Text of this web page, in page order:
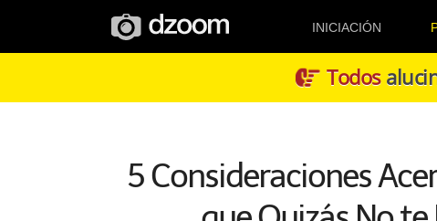
INICIACIÓN
Todos
5 Consideraciones